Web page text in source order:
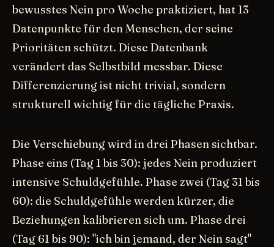
bewusstes Nein pro Woche praktiziert, hat 13
Datenpunkte für den Menschen, der seine
Prioritäten schützt. Diese Datenbank
verändert das Selbstbild messbar. Diese
Differenzierung ist nicht trivial, sondern
strukturell wichtig für die tägliche Praxis.
Die Verschiebung wird in drei Phasen sichtbar.
Phase eins (Tag 1 bis 30): jedes Nein produziert
intensive Schuldgefühle. Phase zwei (Tag 31 bis
60): die Schuldgefühle werden kürzer, die
Beziehungen kalibrieren sich um. Phase drei
(Tag 61 bis 90): "ich bin jemand, der Nein sagt"